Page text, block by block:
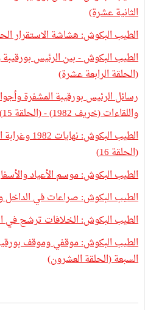
الثانية عشرة)
الطيب البكوش: هشاشة الاستقرار
الطيب البكوش - بين الرئيس
(الحلقة الرابعة عشرة)
رسائل الرئيس بورقيبة المشفرة
واللقاءات (خريف 1982) - (الحلقة 15)
الطيب البكوش:
(الحلقة 16)
الطيب البكوش: موسم الأعياد
الطيب البكوش: صراعات في الداخل
الطيب البكوش: الخلافات ترشح في
الطيب البكوش: موقفي وموقف
السبعة (الحلقة العشرون)